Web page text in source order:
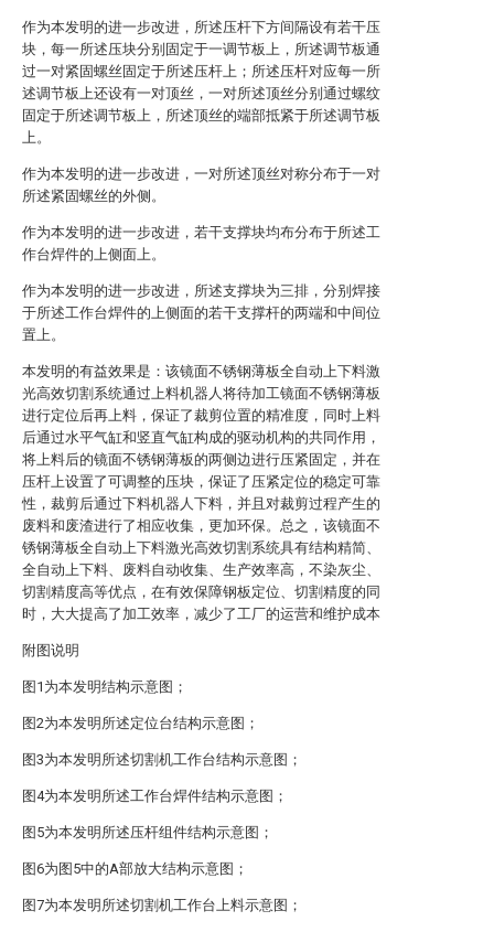
作为本发明的进一步改进，所述压杆下方间隔设有若干压
块，每一所述压块分别固定于一调节板上，所述调节板通
过一对紧固螺丝固定于所述压杆上；所述压杆对应每一所
述调节板上还设有一对顶丝，一对所述顶丝分别通过螺纹
固定于所述调节板上，所述顶丝的端部抵紧于所述调节板
上。
作为本发明的进一步改进，一对所述顶丝对称分布于一对
所述紧固螺丝的外侧。
作为本发明的进一步改进，若干支撑块均布分布于所述工
作台焊件的上侧面上。
作为本发明的进一步改进，所述支撑块为三排，分别焊接
于所述工作台焊件的上侧面的若干支撑杆的两端和中间位
置上。
本发明的有益效果是：该镜面不锈钢薄板全自动上下料激
光高效切割系统通过上料机器人将待加工镜面不锈钢薄板
进行定位后再上料，保证了裁剪位置的精准度，同时上料
后通过水平气缸和竖直气缸构成的驱动机构的共同作用，
将上料后的镜面不锈钢薄板的两侧边进行压紧固定，并在
压杆上设置了可调整的压块，保证了压紧定位的稳定可靠
性，裁剪后通过下料机器人下料，并且对裁剪过程产生的
废料和废渣进行了相应收集，更加环保。总之，该镜面不
锈钢薄板全自动上下料激光高效切割系统具有结构精简、
全自动上下料、废料自动收集、生产效率高，不染灰尘、
切割精度高等优点，在有效保障钢板定位、切割精度的同
时，大大提高了加工效率，减少了工厂的运营和维护成本
附图说明
图1为本发明结构示意图；
图2为本发明所述定位台结构示意图；
图3为本发明所述切割机工作台结构示意图；
图4为本发明所述工作台焊件结构示意图；
图5为本发明所述压杆组件结构示意图；
图6为图5中的A部放大结构示意图；
图7为本发明所述切割机工作台上料示意图；